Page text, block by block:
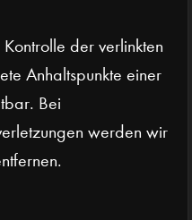
der verlinkten
Anhaltspunkte einer
Bei
werden wir